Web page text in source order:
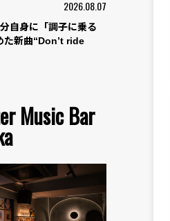
2026.08.07
自身に「調子に乗る
た新曲“Don’t ride
Music Bar